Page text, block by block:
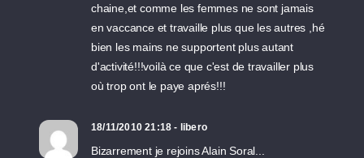
chaine,et comme les femmes ne sont jamais
en vaccance et travaille plus que les autres ,hé
bien les mains ne supportent plus autant
d'activité!!!voilà ce que c'est de travailler plus
où trop ont le paye aprés!!!
18/11/2010 21:18 - libero
Bizarrement je rejoins Alain Soral...